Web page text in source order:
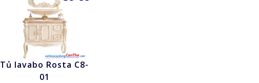
Nhấn để xem
Tủ lavabo Rosta C8-
01